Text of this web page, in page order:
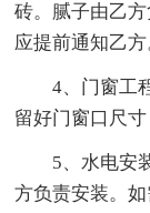
砖。腻子由乙
应提前通知乙方
4、门窗工
留好门窗口尺
5、水电安
方负责安装。如